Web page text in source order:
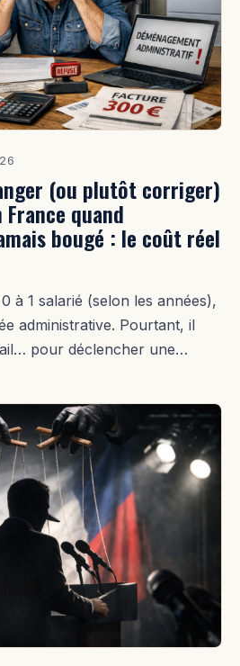
(ou plutôt corriger)
quand
bougé : le coût réel
à 1 salarié (selon les années),
administrative. Pourtant, il
pour déclencher une…